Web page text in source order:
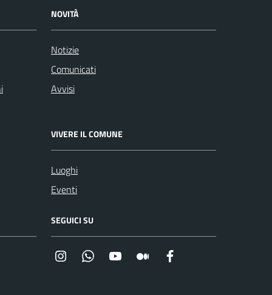
NOVITÀ
Notizie
Comunicati
Avvisi
VIVERE IL COMUNE
Luoghi
Eventi
SEGUICI SU
InstagramWhatsappYouTube Medium